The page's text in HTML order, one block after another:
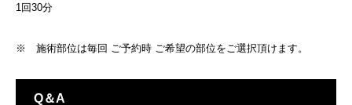
1回30分
※ 施術部位は毎回 ご予約時 ご希望の部位をご選択頂けます。
Q＆A